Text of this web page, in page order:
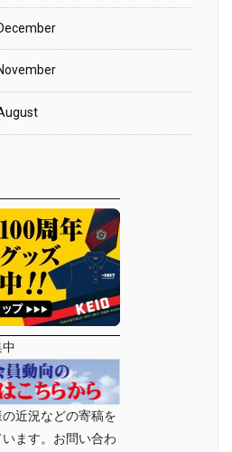
近況などの寄稿を
ます。お問い合わ